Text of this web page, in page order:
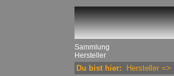
Sammlung
Hersteller
Du bist hier: Hersteller=>